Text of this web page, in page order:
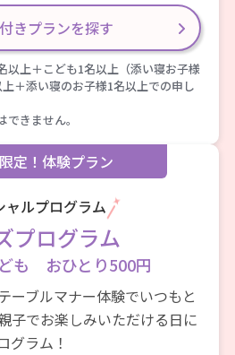
きプランを探す
以上＋こども1名以上（添い寝お子様
＋添い寝のお子様1名以上での申し
きません。
定！体験プラン
ャルプログラム
プログラム
も おひとり500円
ーブルマナー体験でいつもと
子でお楽しみいただける日に
グラム！